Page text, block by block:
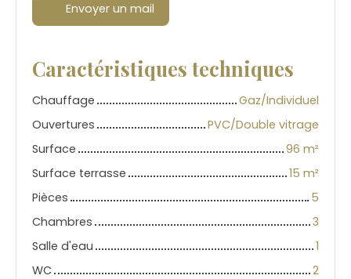
Envoyer un mail
Caractéristiques techniques
Chauffage
Gaz/Individuel
Ouvertures
PVC/Double vitrage
Surface
96 m²
Surface terrasse
15 m²
Pièces
5
Chambres
3
Salle d'eau
1
WC
2